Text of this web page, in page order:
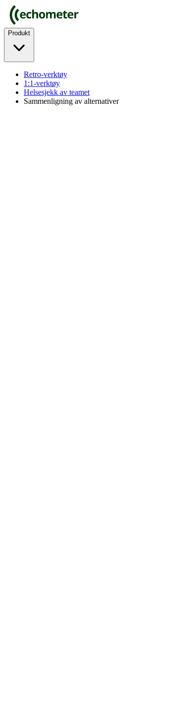
Produkt
Retro-verktøy
1:1-verktøy
Helsesjekk av teamet
Sammenligning av alternativer